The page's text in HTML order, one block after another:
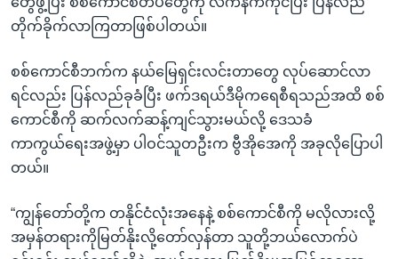
တိုက်ခိုက်လာကြတာဖြစ်ပါတယ်။
စစ်ကောင်စီဘက်က နယ်မြေရှင်းလင်းတာတွေ လုပ်ဆောင်လာ
ရင်လည်း ပြန်လည်ခုခံပြီး ဖက်ဒရယ်ဒီမိုကရေစီရသည်အထိ စစ်
ကောင်စီကို ဆက်လက်ဆန့်ကျင်သွားမယ်လို့ ဒေသခံ
ကာကွယ်ရေးအဖွဲ့မှာ ပါဝင်သူတဦးက ဗွီအိုအေကို အခုလိုပြောပါ
တယ်။
“ကျွန်တော်တို့က တနိုင်ငံလုံးအနေနဲ့ စစ်ကောင်စီကို မလိုလားလို့
အမှန်တရားကိုမြတ်နိုးလို့တော်လှန်တာ သူတို့ဘယ်လောက်ပဲ